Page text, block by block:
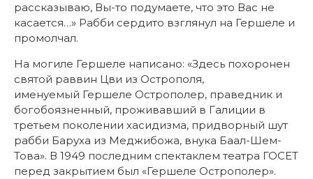
рассказываю, Вы-то подумаете, что это Вас не
касается…» Рабби сердито взглянул на Гершеле и
промолчал.
На могиле Гершеле написано: «Здесь похоронен
святой раввин Цви из Острополя,
именуемый Гершеле Острополер, праведник и
богобоязненный, проживавший в Галиции в
третьем поколении хасидизма, придворный шут
рабби Баруха из Меджибожа, внука Баал-Шем-
Това». В 1949 последним спектаклем театра ГОСЕТ
перед закрытием был «Гершеле Острополер».